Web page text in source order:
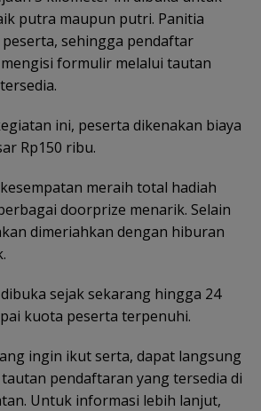
putra maupun putri. Panitia
sehingga pendaftar
formulir melalui tautan
ini, peserta dikenakan biaya
Rp150 ribu.
meraih total hadiah
doorprize menarik. Selain
dimeriahkan dengan hiburan
sejak sekarang hingga 24
kuota peserta terpenuhi.
ingin ikut serta, dapat langsung
pendaftaran yang tersedia di
Untuk informasi lebih lanjut,